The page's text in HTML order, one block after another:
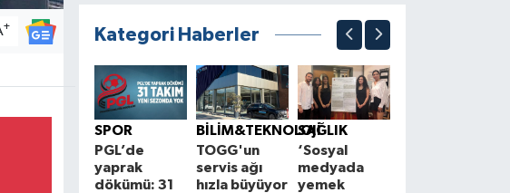
+ Kategori Haberler
SPOR
PGL’de
yaprak
dökümü: 31
BİLİM&TEKNOLOJİ
TOGG'un
servis ağı
hızla büyüyor
SAĞLIK
‘Sosyal
medyada
yemek